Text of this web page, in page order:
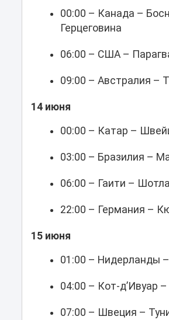
00:00 – Канада –
Герцеговина
06:00 – США –
09:00 – Австралия –
14 июня
00:00 – Катар –
03:00 – Бразилия –
06:00 – Гаити –
22:00 – Германия –
15 июня
01:00 – Нидерланды
04:00 – Кот-д’Ивуар
07:00 – Швеция –